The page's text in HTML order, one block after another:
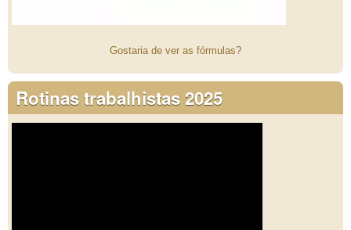
Gostaria de ver as fórmulas?
Rotinas trabalhistas 2025